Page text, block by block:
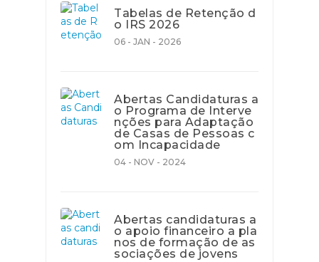
Tabelas de Retenção d
o IRS 2026
06 - JAN - 2026
Abertas Candidaturas a
o Programa de Interve
nções para Adaptação
de Casas de Pessoas c
om Incapacidade
04 - NOV - 2024
Abertas candidaturas a
o apoio financeiro a pla
nos de formação de as
sociações de jovens